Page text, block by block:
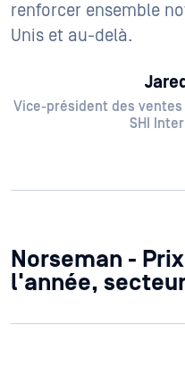
renforcer ensemble
Unis et au-delà.
Vice-président des
SHI
Norseman -
l'année,